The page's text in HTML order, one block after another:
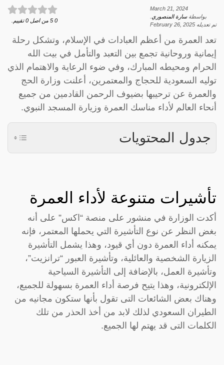
March 21, 2024
بواسطةسارة المنصوري
تم تعديله February 26, 2025
0
5 من اصل 0 تقييم.
تعد العمرة من أعظم العبادات في الإسلام، وتشكل رحلة
إيمانية وروحانية تجمع بين التعبد والتأمل في بيت الله
الحرام ومحيطه المبارك، وفي ضوء الرعاية والاهتمام الذي
توليه السعودية للحجاج والمعتمرين، أعلنت وزارة الحج
والعمرة عن ترحيبها بضيوف الرحمن القادمين من جميع
أنحاء العالم لأداء مناسك العمرة وزيارة المسجد النبوي.
جدول المحتويات
تأشيرات متنوعة لأداء العمرة
أكدت الوزارة في منشور على منصة “اكس” على أنه
بغض النظر عن نوع التأشيرة التي يحملها المعتمر، فإنه
يمكنه أداء العمرة دون أي قيود، وهذا يشمل التأشيرة
الزيارة الشخصية والعائلية، وتأشيرة العبور “ترانزيت”،
وتأشيرة العمل، بالإضافة إلى التأشيرة السياحية
الإلكترونية، وهذا يتيح فرصة أداء العمرة بسهولة للجميع،
وهناك بعض الشائعات التى تقول بأنها ستكون مجانيه من
الطيران السعودي لذلك لابد من أخذ الحذر من تلك
الكلمات التى قد يهتم لها الجميع.